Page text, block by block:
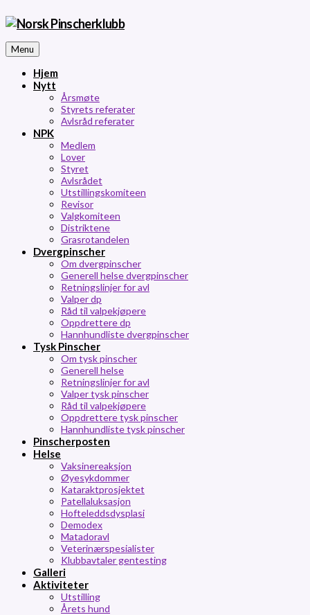
Menu
Hjem
Nytt
Årsmøte
Styrets referater
Avlsråd referater
NPK
Medlem
Lover
Styret
Avlsrådet
Utstillingskomiteen
Revisor
Valgkomiteen
Distriktene
Grasrotandelen
Dvergpinscher
Om dvergpinscher
Generell helse dvergpinscher
Retningslinjer for avl
Valper dp
Råd til valpekjøpere
Oppdrettere dp
Hannhundliste dvergpinscher
Tysk Pinscher
Om tysk pinscher
Generell helse
Retningslinjer for avl
Valper tysk pinscher
Råd til valpekjøpere
Oppdrettere tysk pinscher
Hannhundliste tysk pinscher
Pinscherposten
Helse
Vaksinereaksjon
Øyesykdommer
Kataraktprosjektet
Patellaluksasjon
Hofteleddsdysplasi
Demodex
Matadoravl
Veterinærspesialister
Klubbavtaler gentesting
Galleri
Aktiviteter
Utstilling
Årets hund